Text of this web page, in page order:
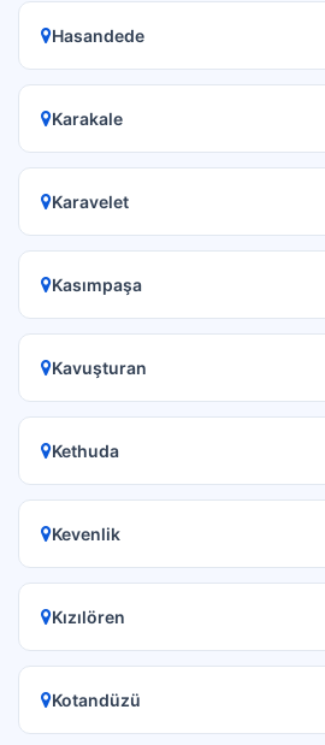
Hasandede
Karakale
Karavelet
Kasımpaşa
Kavuşturan
Kethuda
Kevenlik
Kızılören
Kotandüzü